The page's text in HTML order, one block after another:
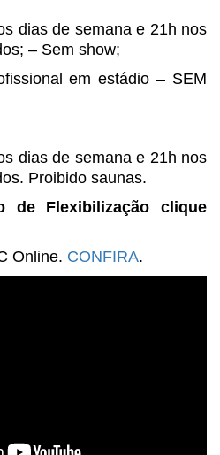
dias de semana e 21h nos
– Sem show;
em estádio – SEM
dias de semana e 21h nos
Proibido saunas.
de Flexibilização clique
Online. CONFIRA.